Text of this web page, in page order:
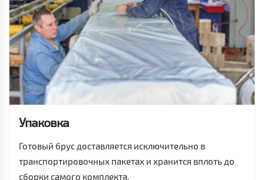
Упаковка
Готовый брус доставляется исключительно в
транспортировочных пакетах и хранится вплоть до
сборки самого комплекта.